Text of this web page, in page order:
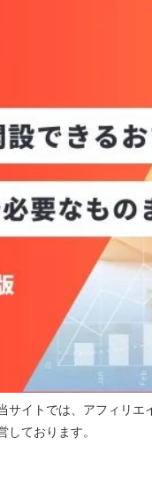
サイトでは、アフィリ
ております。